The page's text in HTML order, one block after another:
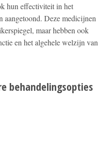
hun effectiviteit in het
aangetoond. Deze medicijnen
maar hebben ook
en het algehele welzijn van
behandelingsopties